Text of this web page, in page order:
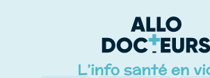
santé ?